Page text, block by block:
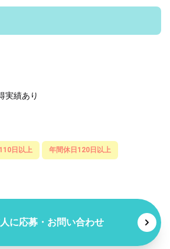
実績あり
日以上 年間休日120日以上
に応募・お問い合わせ